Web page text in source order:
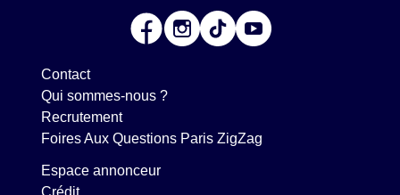
Contact
Qui sommes-nous ?
Recrutement
Foires Aux Questions Paris ZigZag
Espace annonceur